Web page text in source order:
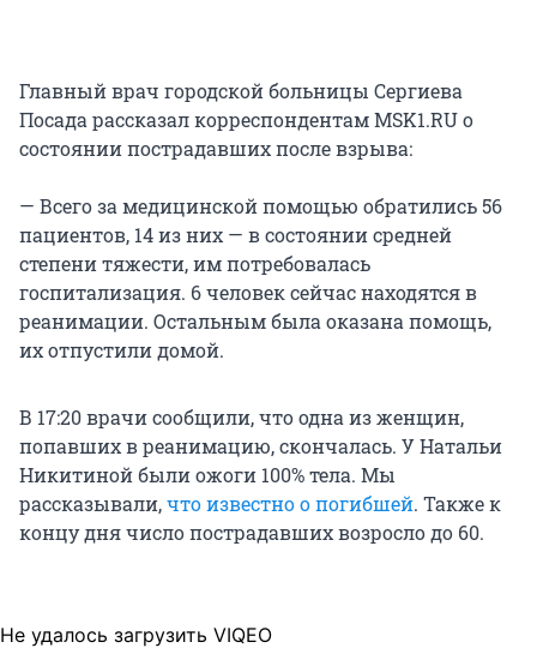
Главный врач городской больницы Сергиева
Посада рассказал корреспондентам MSK1.RU о
состоянии пострадавших после взрыва:
— Всего за медицинской помощью обратились 56
пациентов, 14 из них — в состоянии средней
степени тяжести, им потребовалась
госпитализация. 6 человек сейчас находятся в
реанимации. Остальным была оказана помощь,
их отпустили домой.
В 17:20 врачи сообщили, что одна из женщин,
попавших в реанимацию, скончалась. У Натальи
Никитиной были ожоги 100% тела. Мы
рассказывали,что известно о погибшей. Также к
концу дня число пострадавших возросло до 60.
Не удалось загрузить VIQEO